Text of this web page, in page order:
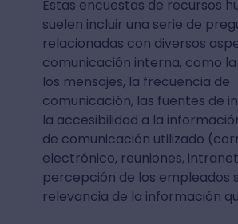
Estas encuestas de recursos
suelen incluir una serie de
relacionadas con diversos
comunicación interna, como
los mensajes, la frecuencia de
comunicación, las fuentes de
la accesibilidad a la
de comunicación utilizado
electrónico, reuniones,
percepción de los empleados
relevancia de la información